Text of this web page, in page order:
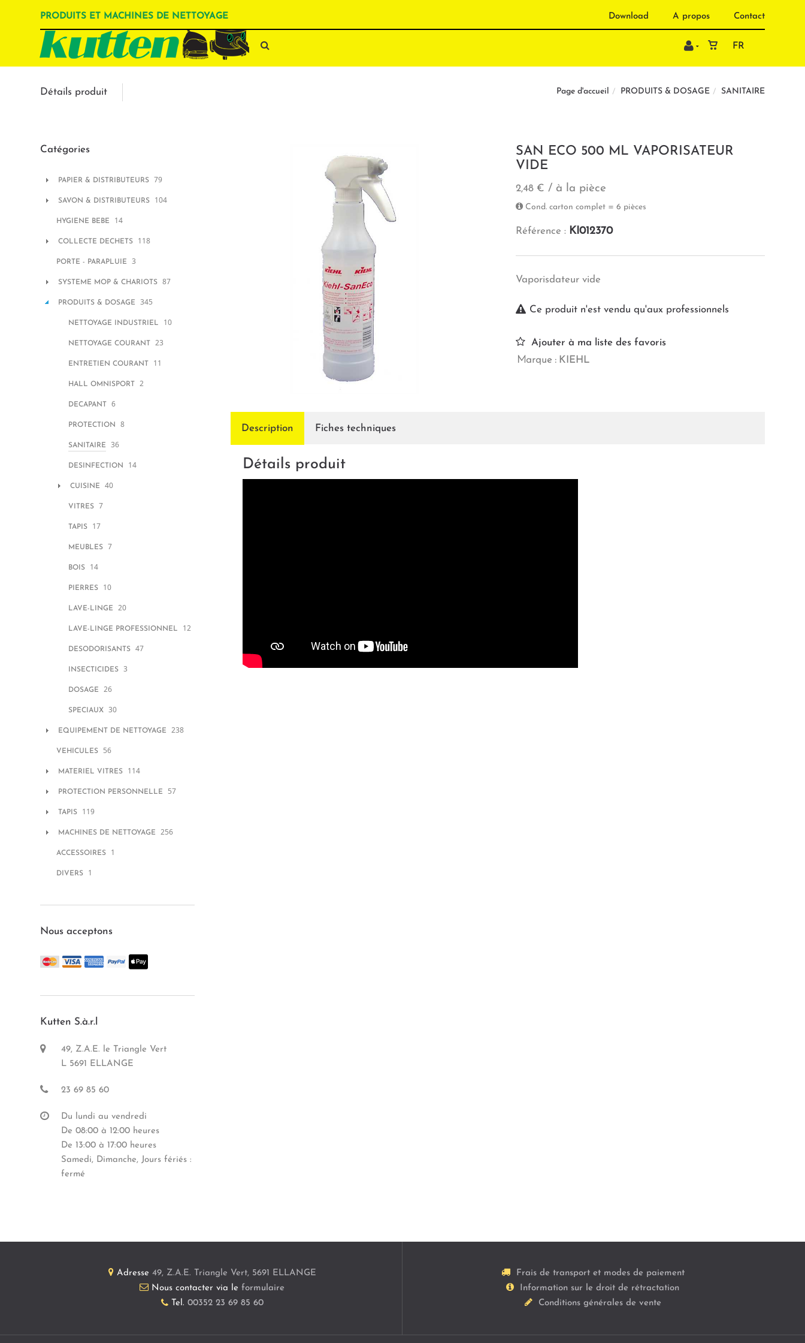
Download A propos Contact
PRODUITS ET MACHINES DE NETTOYAGE
FR
Détails produit Page d'accueil PRODUITS & DOSAGE SANITAIRE
SAN ECO 500 ML VAPORISATEUR
VIDE
2,48 € / à la pièce
Cond. carton complet = 6 pièces
Référence : KI012370
Vaporisdateur vide
Ce produit n'est vendu qu'aux professionnels
Ajouter à ma liste des favoris
Marque : KIEHL
Description Fiches techniques
Détails produit
Catégories
PAPIER & DISTRIBUTEURS 79
SAVON & DISTRIBUTEURS 104
HYGIENE BEBE 14
COLLECTE DECHETS 118
PORTE - PARAPLUIE 3
SYSTEME MOP & CHARIOTS 87
PRODUITS & DOSAGE 345
NETTOYAGE INDUSTRIEL 10
NETTOYAGE COURANT 23
ENTRETIEN COURANT 11
HALL OMNISPORT 2
DECAPANT 6
PROTECTION 8
SANITAIRE 36
DESINFECTION 14
CUISINE 40
VITRES 7
TAPIS 17
MEUBLES 7
BOIS 14
PIERRES 10
LAVE-LINGE 20
LAVE-LINGE PROFESSIONNEL 12
DESODORISANTS 47
INSECTICIDES 3
DOSAGE 26
SPECIAUX 30
EQUIPEMENT DE NETTOYAGE 238
VEHICULES 56
MATERIEL VITRES 114
PROTECTION PERSONNELLE 57
TAPIS 119
MACHINES DE NETTOYAGE 256
ACCESSOIRES 1
DIVERS 1
Nous acceptons
Kutten S.à.r.l
49, Z.A.E. le Triangle Vert
L 5691 ELLANGE
23 69 85 60
Du lundi au vendredi
De 08:00 à 12:00 heures
De 13:00 à 17:00 heures
Samedi, Dimanche, Jours fériés :
fermé
Adresse 49, Z.A.E. Triangle Vert, 5691 ELLANGE
Nous contacter via le formulaire
Tel. 00352 23 69 85 60
Frais de transport et modes de paiement
Information sur le droit de rétractation
Conditions générales de vente